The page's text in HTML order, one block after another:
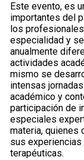
Este evento, es
importantes del
los
especialidad y
anualmente
actividades
mismo se
intensas
académico y
participación de
especiales
materia, quienes
sus experiencias
terapéuticas.